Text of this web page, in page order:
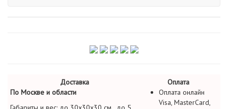
Доставка
Оплата
По Москве и области
Оплата онлайн
Visa, MasterCard,